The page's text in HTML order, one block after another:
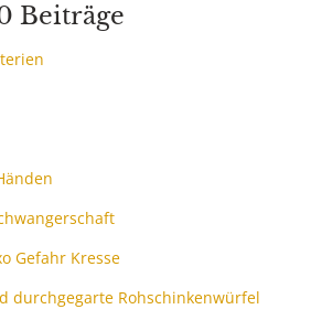
Beiträge
Gefahr Kresse
durchgegarte Rohschinkenwürfel